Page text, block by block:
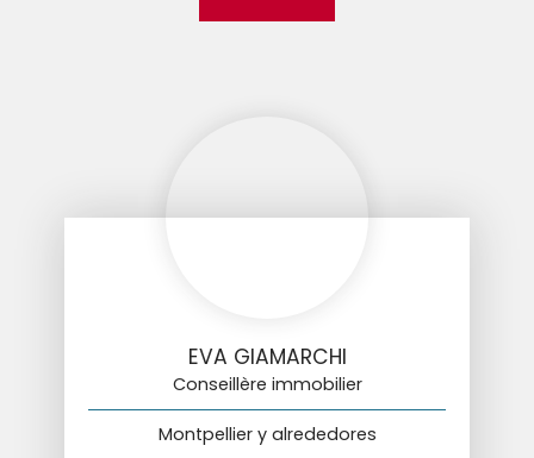
EVA GIAMARCHI
Conseillère immobilier
Montpellier y alrededores